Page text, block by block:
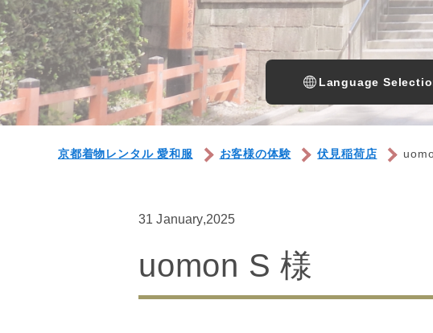
京都着物レンタル 愛和服 お客様の体験 伏見稲荷店
Language
31 January,2025
uomon S 様